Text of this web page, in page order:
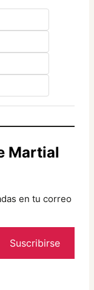
Martial
en tu correo
Suscribirse